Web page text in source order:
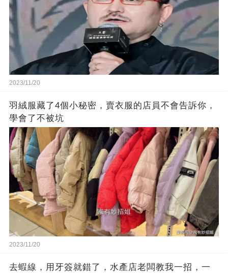
2023/11/20
羽絨服藏了4個小秘密，賣衣服的店員不會告訴你，
學會了不被坑
2023/11/20
去蝦線，用牙簽就錯了，水產店老闆教我一招，一